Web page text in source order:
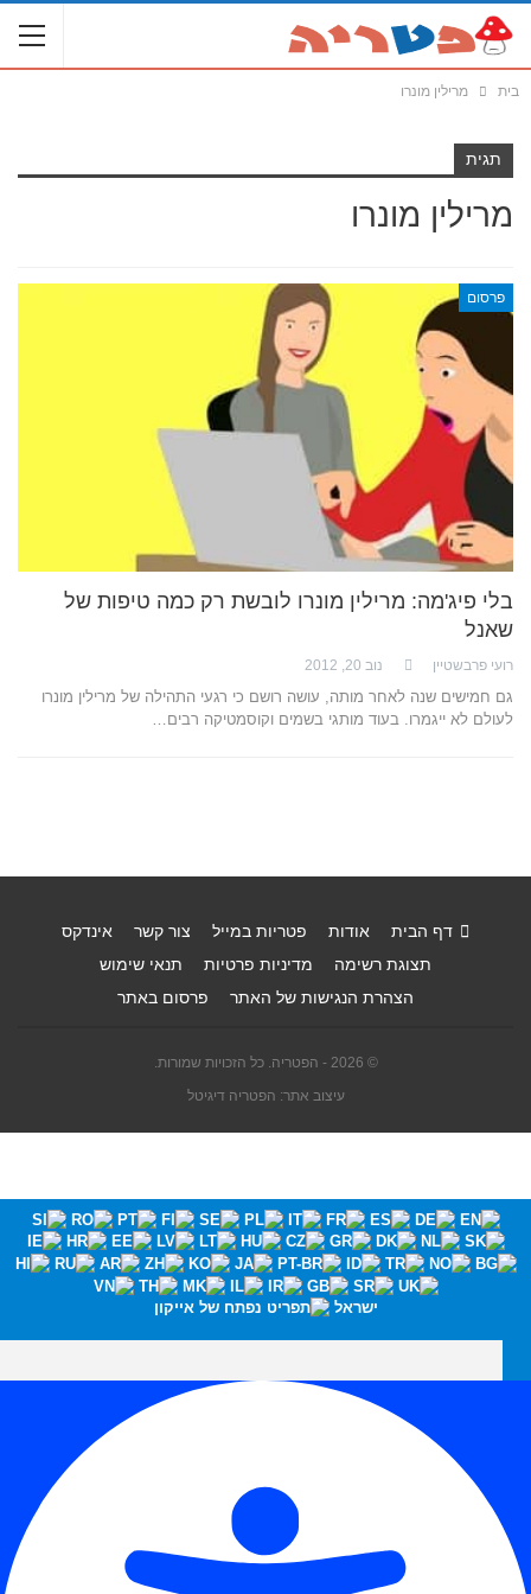
בית מרילין מונרו
תגית
מרילין מונרו
פרסום
בלי פיג'מה: מרילין מונרו לובשת רק כמה טיפות של
שאנל
רועי פרבשטיין נוב 20, 2012
גם חמישים שנה לאחר מותה, עושה רושם כי רגעי התהילה של מרילין מונרו
לעולם לא ייגמרו. בעוד מותגי בשמים וקוסמטיקה רבים…
דף הבית אודות פטריות במייל צור קשר
אינדקס
תצוגת רשימה
מדיניות פרטיות
תנאי שימוש
הצהרת הנגישות של האתר
פרסום באתר
© 2026 - הפטריה. כל הזכויות שמורות.
עיצוב אתר: הפטריה דיגיטל
ישראל